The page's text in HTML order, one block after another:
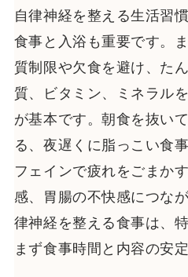
自律神経を整える生活習
食事と入浴も重要です。
質制限や欠食を避け、た
質、ビタミン、ミネラル
が基本です。朝食を抜い
る、夜遅くに脂っこい食
フェインで疲れをごまか
感、胃腸の不快感につな
律神経を整える食事は、
まず食事時間と内容の安